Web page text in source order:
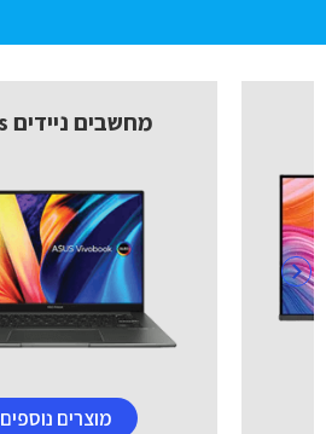
מחשבים ניידים Asus
מוצרים נוספים